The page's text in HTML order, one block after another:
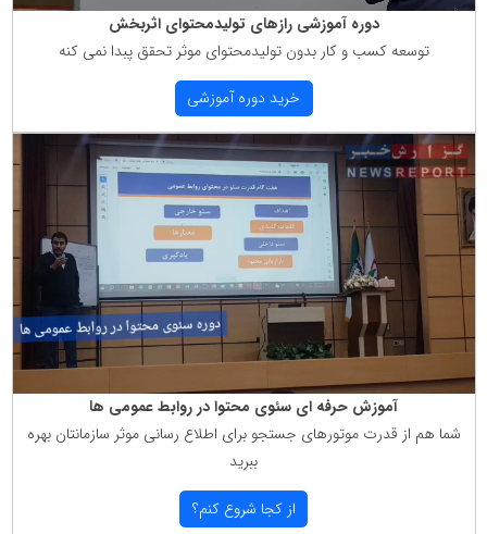
دوره آموزشی رازهای تولیدمحتوای اثربخش
توسعه كسب و كار بدون تولیدمحتوای موثر تحقق پبدا نمی كنه
خرید دوره آموزشی
آموزش حرفه ای سئوی محتوا در روابط عمومی ها
شما هم از قدرت موتورهای جستجو برای اطلاع رسانی موثر سازمانتان بهره
ببرید
از كجا شروع كنم؟